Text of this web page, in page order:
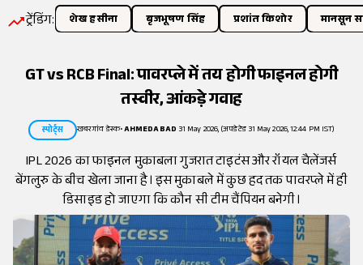
ट्रेंडिंग: शेख हसीना बृजभूषण सिंह प्रशांत किशोर मानसून
GT vs RCB Final: पावरप्ले में तय होगी फाइनल होगी
तस्वीर, आंकड़े गवाह
स्पोर्ट्स खबरगांव डेस्क•AHMEDABAD 31 May 2026, (अपडेटेड 31 May 2026, 12:44 PM IST)
IPL 2026 का फाइनल मुकाबला गुजरात टाइटंस और रॉयल चैलेंजर्स
बेंगलुरु के बीच खेला जाना है। इस मुकाबले में कुछ हद तक पावरप्ले में ही
डिसाइड हो जाएगा कि कौन सी टीम चैंपियन बनेगी।